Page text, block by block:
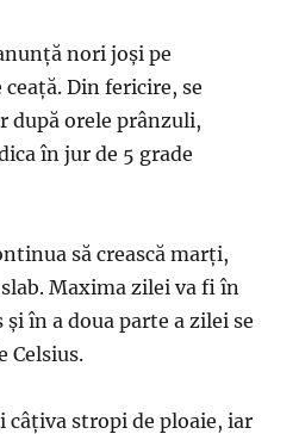
nori joși pe
Din fericire, se
după orele prânzuli,
în jur de 5 grade
să crească marți,
Maxima zilei va fi în
și în a doua parte a zilei se
Celsius.
câțiva stropi de ploaie, iar